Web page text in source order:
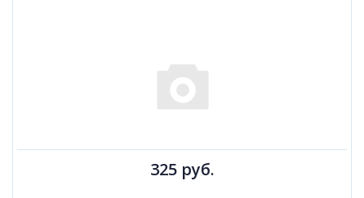
325 руб.